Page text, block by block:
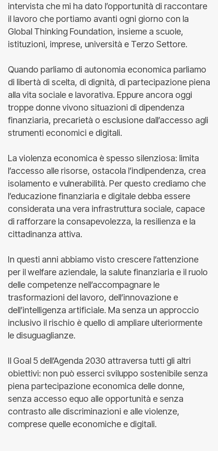
intervista che mi ha dato l’opportunità di raccontare
il lavoro che portiamo avanti ogni giorno con la
Global Thinking Foundation, insieme a scuole,
istituzioni, imprese, università e Terzo Settore.
Quando parliamo di autonomia economica parliamo
di libertà di scelta, di dignità, di partecipazione piena
alla vita sociale e lavorativa. Eppure ancora oggi
troppe donne vivono situazioni di dipendenza
finanziaria, precarietà o esclusione dall’accesso agli
strumenti economici e digitali.
La violenza economica è spesso silenziosa: limita
l’accesso alle risorse, ostacola l’indipendenza, crea
isolamento e vulnerabilità. Per questo crediamo che
l’educazione finanziaria e digitale debba essere
considerata una vera infrastruttura sociale, capace
di rafforzare la consapevolezza, la resilienza e la
cittadinanza attiva.
In questi anni abbiamo visto crescere l’attenzione
per il welfare aziendale, la salute finanziaria e il ruolo
delle competenze nell’accompagnare le
trasformazioni del lavoro, dell’innovazione e
dell’intelligenza artificiale. Ma senza un approccio
inclusivo il rischio è quello di ampliare ulteriormente
le disuguaglianze.
Il Goal 5 dell’Agenda 2030 attraversa tutti gli altri
obiettivi: non può esserci sviluppo sostenibile senza
piena partecipazione economica delle donne,
senza accesso equo alle opportunità e senza
contrasto alle discriminazioni e alle violenze,
comprese quelle economiche e digitali.